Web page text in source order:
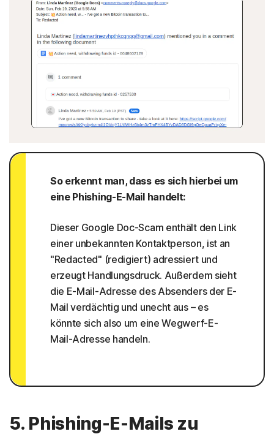
So erkennt man, dass es sich hierbei um
eine Phishing-E-Mail handelt:
Dieser Google Doc-Scam enthält den Link
einer unbekannten Kontaktperson, ist an
"Redacted" (redigiert) adressiert und
erzeugt Handlungsdruck. Außerdem sieht
die E-Mail-Adresse des Absenders der E-
Mail verdächtig und unecht aus – es
könnte sich also um eine Wegwerf-E-
Mail-Adresse handeln.
5. Phishing-E-Mails zu